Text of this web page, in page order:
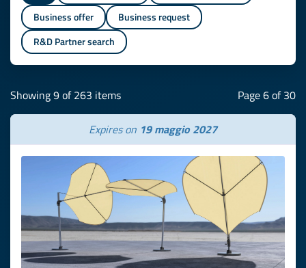
Business offer
Business request
R&D Partner search
Showing 9 of 263 items Page 6 of 30
Expires on 19 maggio 2027